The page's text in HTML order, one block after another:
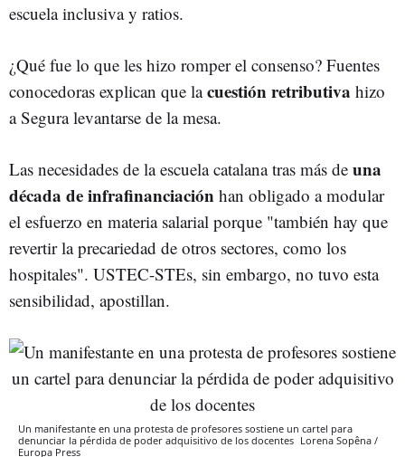
escuela inclusiva y ratios.
¿Qué fue lo que les hizo romper el consenso? Fuentes
conocedoras explican que lacuestión retributiva hizo
a Segura levantarse de la mesa.
Las necesidades de la escuela catalana tras más de una
década de infrafinanciación han obligado a modular
el esfuerzo en materia salarial porque "también hay que
revertir la precariedad de otros sectores, como los
hospitales". USTEC-STEs, sin embargo, no tuvo esta
sensibilidad, apostillan.
Un manifestante en una protesta de profesores sostiene un cartel para
denunciar la pérdida de poder adquisitivo de los docentes Lorena Sopêna /
Europa Press